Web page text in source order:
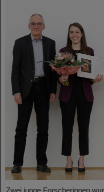
Zwei junge Forscherinnen